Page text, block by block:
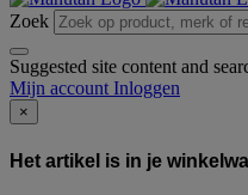
Zoek
Suggested site content and
Mijn account Inloggen
×
Het artikel is in je